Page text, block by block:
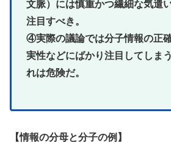
文脈）には慎重かつ繊細な気遣
注目すべき。
④実際の議論では分子情報の正
実性などにばかり注目してしま
れは危険だ。
【情報の分母と分子の例】